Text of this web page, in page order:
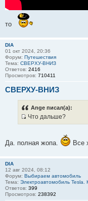
то
DIA
01 окт 2024, 20:36
Форум: Путешествия
Тема: СВЕРХУ-ВНИЗ
Ответов: 2416
Просмотров: 710411
СВЕРХУ-ВНИЗ
Ange писал(а):
И
т
ч
н
и
к
ц
Что дальше?
Да. полная жопа. Все
DIA
12 авг 2024, 08:12
Форум: Выбираем автомобиль
Тема: Электроавтомобиль Tesla.
Ответов: 399
Просмотров: 238392